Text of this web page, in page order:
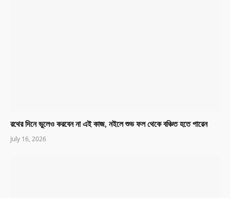
রথের দিনে ভুলেও করবেন না এই কাজ, নইলে শুভ ফল থেকে বঞ্চিত হতে পারেন
July 16, 2026